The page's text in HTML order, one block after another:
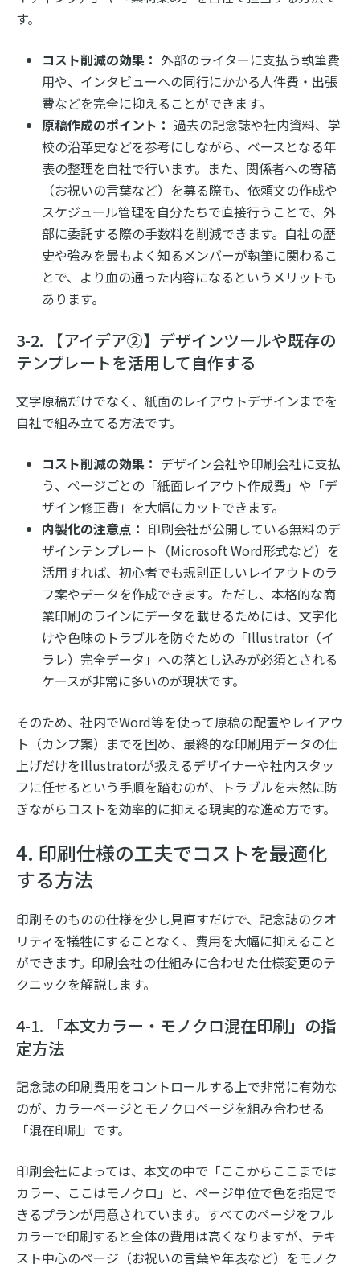
す。
コスト削減の効果： 外部のライターに支払う執筆費
用や、インタビューへの同行にかかる人件費・出張
費などを完全に抑えることができます。
原稿作成のポイント： 過去の記念誌や社内資料、学
校の沿革史などを参考にしながら、ベースとなる年
表の整理を自社で行います。また、関係者への寄稿
（お祝いの言葉など）を募る際も、依頼文の作成や
スケジュール管理を自分たちで直接行うことで、外
部に委託する際の手数料を削減できます。自社の歴
史や強みを最もよく知るメンバーが執筆に関わるこ
とで、より血の通った内容になるというメリットも
あります。
3-2. 【アイデア②】デザインツールや既存の
テンプレートを活用して自作する
文字原稿だけでなく、紙面のレイアウトデザインまでを
自社で組み立てる方法です。
コスト削減の効果： デザイン会社や印刷会社に支払
う、ページごとの「紙面レイアウト作成費」や「デ
ザイン修正費」を大幅にカットできます。
内製化の注意点： 印刷会社が公開している無料のデ
ザインテンプレート（Microsoft Word形式など）を
活用すれば、初心者でも規則正しいレイアウトのラ
フ案やデータを作成できます。ただし、本格的な商
業印刷のラインにデータを載せるためには、文字化
けや色味のトラブルを防ぐための「Illustrator（イ
ラレ）完全データ」への落とし込みが必須とされる
ケースが非常に多いのが現状です。
そのため、社内でWord等を使って原稿の配置やレイアウ
ト（カンプ案）までを固め、最終的な印刷用データの仕
上げだけをIllustratorが扱えるデザイナーや社内スタッ
フに任せるという手順を踏むのが、トラブルを未然に防
ぎながらコストを効率的に抑える現実的な進め方です。
4. 印刷仕様の工夫でコストを最適化
する方法
印刷そのものの仕様を少し見直すだけで、記念誌のクオ
リティを犠牲にすることなく、費用を大幅に抑えること
ができます。印刷会社の仕組みに合わせた仕様変更のテ
クニックを解説します。
4-1. 「本文カラー・モノクロ混在印刷」の指
定方法
記念誌の印刷費用をコントロールする上で非常に有効な
のが、カラーページとモノクロページを組み合わせる
「混在印刷」です。
印刷会社によっては、本文の中で「ここからここまでは
カラー、ここはモノクロ」と、ページ単位で色を指定で
きるプランが用意されています。すべてのページをフル
カラーで印刷すると全体の費用は高くなりますが、テキ
スト中心のページ（お祝いの言葉や年表など）をモノク